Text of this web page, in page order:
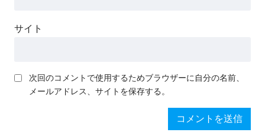
サイト
次回のコメントで使用するためブラウザーに自分の名前、
メールアドレス、サイトを保存する。